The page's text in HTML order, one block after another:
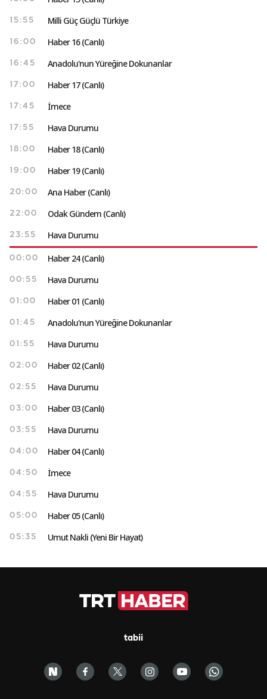
15:55 Milli Güç Güçlü Türkiye
16:00 Haber 16 (Canlı)
16:45 Anadolu'nun Yüreğine Dokunanlar
17:00 Haber 17 (Canlı)
17:45 İmece
17:55 Hava Durumu
18:00 Haber 18 (Canlı)
19:00 Haber 19 (Canlı)
20:00 Ana Haber (Canlı)
22:00 Odak Gündem (Canlı)
23:55 Hava Durumu
00:00 Haber 24 (Canlı)
00:55 Hava Durumu
01:00 Haber 01 (Canlı)
01:45 Anadolu'nun Yüreğine Dokunanlar
01:55 Hava Durumu
02:00 Haber 02 (Canlı)
02:55 Hava Durumu
03:00 Haber 03 (Canlı)
03:55 Hava Durumu
04:00 Haber 04 (Canlı)
04:50 İmece
04:55 Hava Durumu
05:00 Haber 05 (Canlı)
05:35 Umut Nakli (Yeni Bir Hayat)
tabii